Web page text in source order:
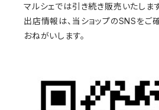
マルシェでは引き続き販売いたします
出店情報は、当ショップのSNSをご
おねがいします。